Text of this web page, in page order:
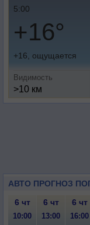
5:00
+16°
+16, ощущается
Видимость
>10 км
АВТО ПРОГНОЗ
6 чт 6 чт 6 чт
10:00 13:00 16:00